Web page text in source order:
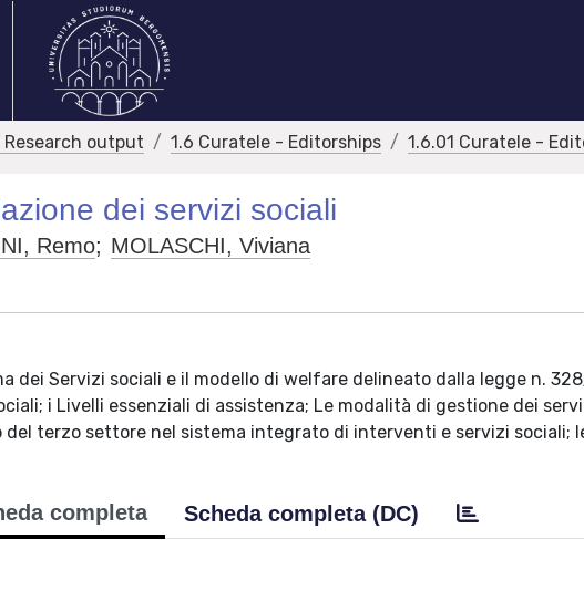
output 1.6 Curatele - Editorships 1.6.01 Curatele -
dei servizi sociali
Remo; MOLASCHI, Viviana
dei Servizi sociali e il modello di welfare delineato dalla legge n.
i Livelli essenziali di assistenza; Le modalità di gestione dei
del terzo settore nel sistema integrato di interventi e servizi sociali;
completa Scheda completa (DC)